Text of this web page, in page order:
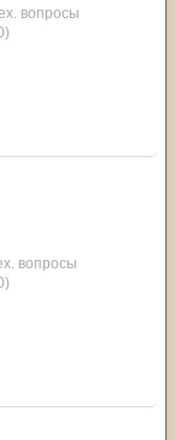
вопросы
вопросы